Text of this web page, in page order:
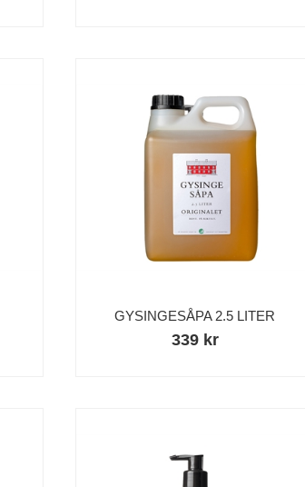
GYSINGESÅPA 2.5 LITER
339 kr